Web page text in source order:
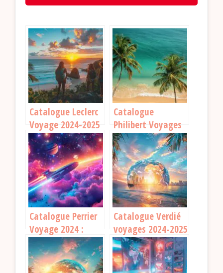
Catalogue Leclerc
Voyage 2024-2025
: Trouvez vos
prochaines
vacances
Catalogue
Philibert Voyages
2024-2025 : Les
trésors de l’été à
ne pas manquer
Catalogue Perrier
Voyage 2024 :
Découvrez Ce Que
Vous Réserve Cette
Année !
Catalogue Verdié
voyages 2024-2025
: des destinations
inspirantes pour
tes vacances